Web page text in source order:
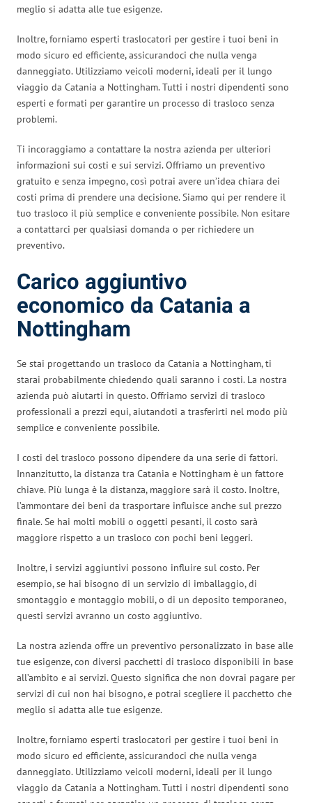
meglio si adatta alle tue esigenze.
Inoltre, forniamo esperti traslocatori per gestire i tuoi beni in
modo sicuro ed efficiente, assicurandoci che nulla venga
danneggiato. Utilizziamo veicoli moderni, ideali per il lungo
viaggio da Catania a Nottingham. Tutti i nostri dipendenti sono
esperti e formati per garantire un processo di trasloco senza
problemi.
Ti incoraggiamo a contattare la nostra azienda per ulteriori
informazioni sui costi e sui servizi. Offriamo un preventivo
gratuito e senza impegno, così potrai avere un’idea chiara dei
costi prima di prendere una decisione. Siamo qui per rendere il
tuo trasloco il più semplice e conveniente possibile. Non esitare
a contattarci per qualsiasi domanda o per richiedere un
preventivo.
Carico aggiuntivo
economico da Catania a
Nottingham
Se stai progettando un trasloco da Catania a Nottingham, ti
starai probabilmente chiedendo quali saranno i costi. La nostra
azienda può aiutarti in questo. Offriamo servizi di trasloco
professionali a prezzi equi, aiutandoti a trasferirti nel modo più
semplice e conveniente possibile.
I costi del trasloco possono dipendere da una serie di fattori.
Innanzitutto, la distanza tra Catania e Nottingham è un fattore
chiave. Più lunga è la distanza, maggiore sarà il costo. Inoltre,
l’ammontare dei beni da trasportare influisce anche sul prezzo
finale. Se hai molti mobili o oggetti pesanti, il costo sarà
maggiore rispetto a un trasloco con pochi beni leggeri.
Inoltre, i servizi aggiuntivi possono influire sul costo. Per
esempio, se hai bisogno di un servizio di imballaggio, di
smontaggio e montaggio mobili, o di un deposito temporaneo,
questi servizi avranno un costo aggiuntivo.
La nostra azienda offre un preventivo personalizzato in base alle
tue esigenze, con diversi pacchetti di trasloco disponibili in base
all’ambito e ai servizi. Questo significa che non dovrai pagare per
servizi di cui non hai bisogno, e potrai scegliere il pacchetto che
meglio si adatta alle tue esigenze.
Inoltre, forniamo esperti traslocatori per gestire i tuoi beni in
modo sicuro ed efficiente, assicurandoci che nulla venga
danneggiato. Utilizziamo veicoli moderni, ideali per il lungo
viaggio da Catania a Nottingham. Tutti i nostri dipendenti sono